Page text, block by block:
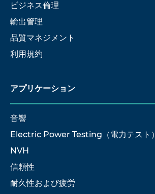
ビジネス倫理
輸出管理
品質マネジメント
利用規約
アプリケーション
音響
Electric Power Testing（電力テスト）
NVH
信頼性
耐久性および疲労